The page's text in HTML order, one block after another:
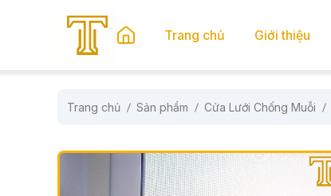
Trang chủ Giới thiệu
Trang chủ Sản phẩm Cửa Lưới Chống Muỗi